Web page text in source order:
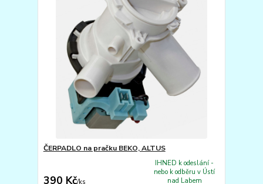
ČERPADLO na pračku BEKO, ALTUS
390 Kč/ks
IHNED k odeslání -
nebo k odběru v Ústí
nad Labem